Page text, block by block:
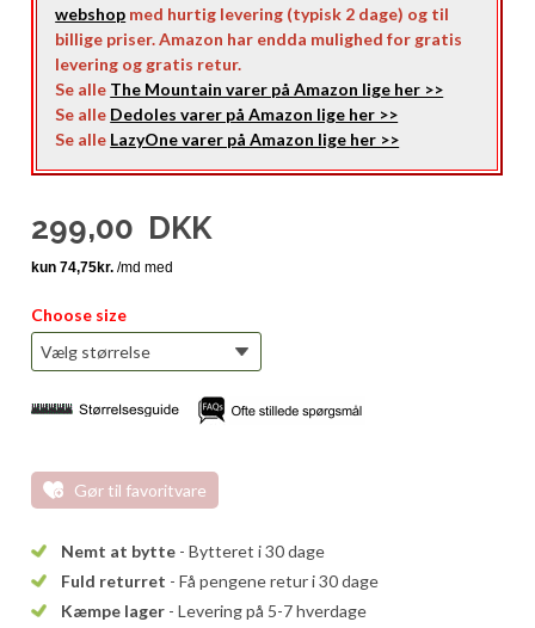
webshop med hurtig levering (typisk 2 dage) og til
billige priser. Amazon har endda mulighed for gratis
levering og gratis retur.
Se alle The Mountain varer på Amazon lige her >>
Se alle Dedoles varer på Amazon lige her >>
Se alle LazyOne varer på Amazon lige her >>
299,00 DKK
Choose size
Gør til favoritvare
Nemt at bytte - Bytteret i 30 dage
Fuld returret - Få pengene retur i 30 dage
Kæmpe lager - Levering på 5-7 hverdage